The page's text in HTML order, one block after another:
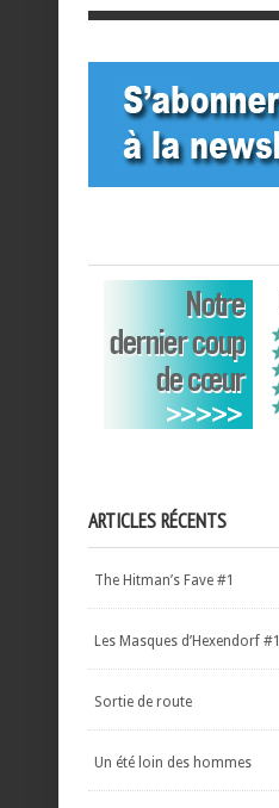
ARTICLES RÉCENTS
The Hitman’s Fave #1
Les Masques d’Hexendorf #1
Sortie de route
Un été loin des hommes